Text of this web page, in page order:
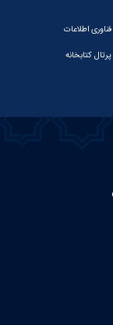
فناوری اطلاعات
پرتال کتابخانه